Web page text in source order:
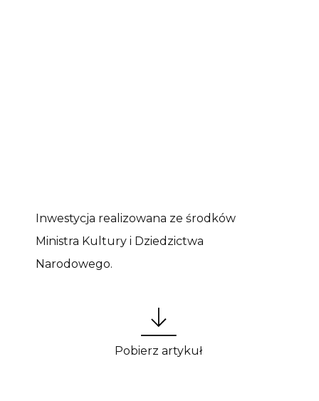
Inwestycja realizowana ze środków
Ministra Kultury i Dziedzictwa
Narodowego.
Pobierz artykuł